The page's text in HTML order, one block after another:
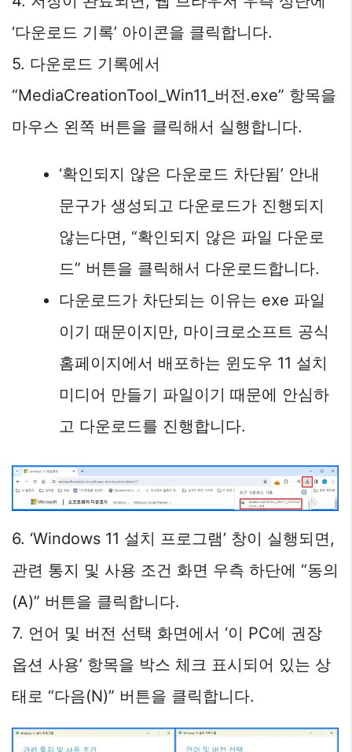
‘다운로드 기록’ 아이콘을 클릭합니다.
5. 다운로드 기록에서
“MediaCreationTool_Win11_버전.exe” 항목을
마우스 왼쪽 버튼을 클릭해서 실행합니다.
‘확인되지 않은 다운로드 차단됨’ 안내
문구가 생성되고 다운로드가 진행되지
않는다면, “확인되지 않은 파일 다운로
드” 버튼을 클릭해서 다운로드합니다.
다운로드가 차단되는 이유는 exe 파일
이기 때문이지만, 마이크로소프트 공식
홈페이지에서 배포하는 윈도우 11 설치
미디어 만들기 파일이기 때문에 안심하
고 다운로드를 진행합니다.
6. ‘Windows 11 설치 프로그램’ 창이 실행되면,
관련 통지 및 사용 조건 화면 우측 하단에 “동의
(A)” 버튼을 클릭합니다.
7. 언어 및 버전 선택 화면에서 ‘이 PC에 권장
옵션 사용’ 항목을 박스 체크 표시되어 있는 상
태로 “다음(N)” 버튼을 클릭합니다.